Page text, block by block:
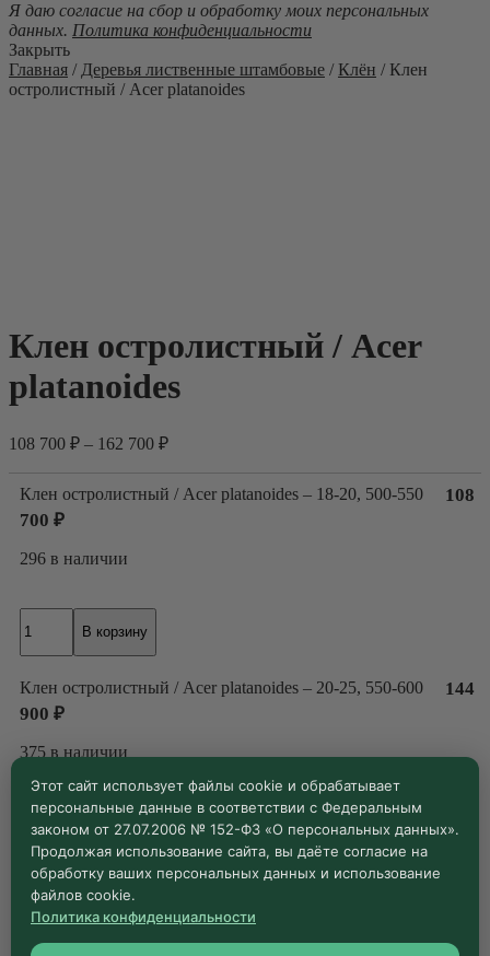
Я даю согласие на сбор и обработку моих персональных
данных. Политика конфиденциальности
Закрыть
Главная / Деревья лиственные штамбовые / Клён / Клен
остролистный / Acer platanoides
Клен остролистный / Acer
platanoides
108 700 ₽ – 162 700 ₽
Клен остролистный / Acer platanoides – 18-20, 500-550
108
700 ₽
296 в наличии
Количество
товара
Клен
/
Acer
В корзину
Клен остролистный / Acer platanoides – 20-25, 550-600
144
900 ₽
375 в наличии
Количество
товара
Клен
остролистный
Acer
platanoides
В корзину
Клен остролистный / Acer platanoides – 25-30, 600-650
700₽
9 в наличии
Этот сайт использует файлы cookie и обрабатывает
персональные данные в соответствии с Федеральным
законом от 27.07.2006 № 152-ФЗ «О персональных данных».
Продолжая использование сайта, вы даёте согласие на
обработку ваших персональных данных и использование
файлов cookie.
Политика конфиденциальности